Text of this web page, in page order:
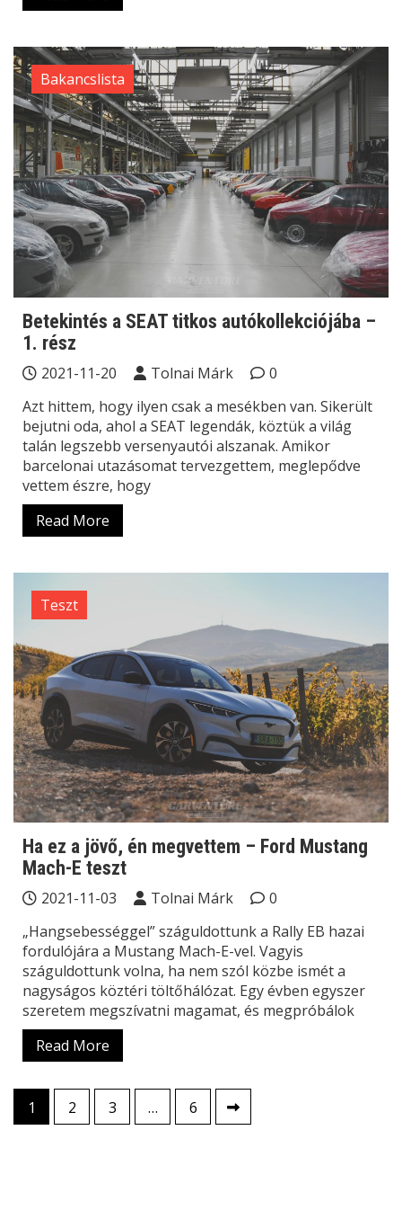
Bakancslista
Betekintés a SEAT titkos autókollekciójába –
1. rész
2021-11-20 Tolnai Márk
0
Azt hittem, hogy ilyen csak a mesékben van. Sikerült
bejutni oda, ahol a SEAT legendák, köztük a világ
talán legszebb versenyautói alszanak. Amikor
barcelonai utazásomat tervezgettem, meglepődve
vettem észre, hogy
Read More
Teszt
Ha ez a jövő, én megvettem – Ford Mustang
Mach-E teszt
2021-11-03 Tolnai Márk
0
„Hangsebességgel” száguldottunk a Rally EB hazai
fordulójára a Mustang Mach-E-vel. Vagyis
száguldottunk volna, ha nem szól közbe ismét a
nagyságos köztéri töltőhálózat. Egy évben egyszer
szeretem megszívatni magamat, és megpróbálok
Read More
Bejegyzések
lapozása
1 2 3 … 6